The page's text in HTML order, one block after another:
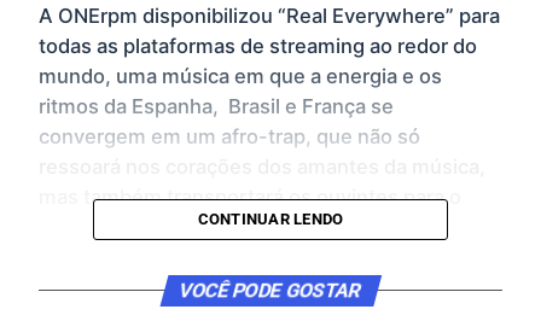
A ONErpm disponibilizou “Real Everywhere” para
todas as plataformas de streaming ao redor do
mundo, uma música em que a energia e os
ritmos da Espanha, Brasil e França se
convergem em um afro-trap, que não só
mas também transportará os ouvintes para o
emocionante mundo do futebol.
Deva com sua voz cativante, Kevin O Chris
infundindo sua energia brasileira e Scridge
CONTINUAR LENDO
VOCÊ PODE GOSTAR